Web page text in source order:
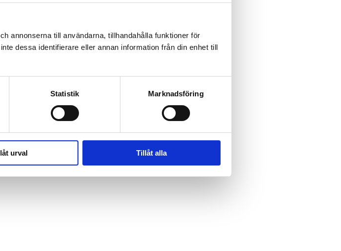
annonserna till användarna, tillhandahålla funktioner för
dessa identifierare eller annan information från din enhet till
Statistik Marknadsföring
urval Tillåt alla